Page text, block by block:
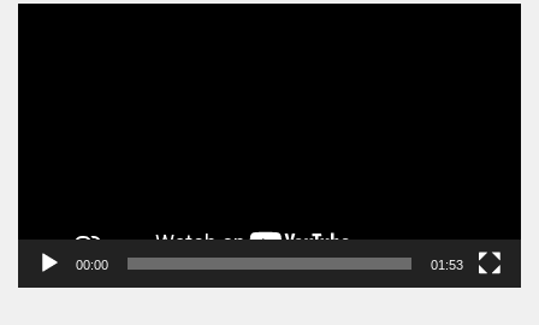
00:00 01:53